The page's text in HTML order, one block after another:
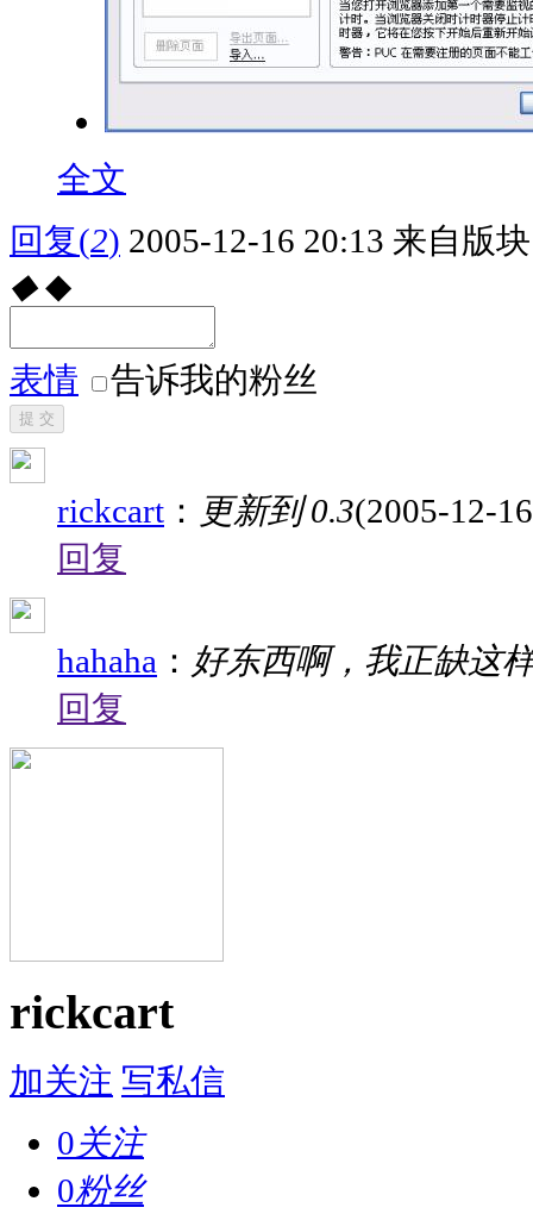
全文
回复(2) 2005-12-16 20:13 来自版
◆ ◆
表情 告诉我的粉丝
提 交
rickcart ： 更新到 0.3(2005-12-
回复
hahaha ： 好东西啊，我正缺这
回复
rickcart
加关注 写私信
0关注
0粉丝